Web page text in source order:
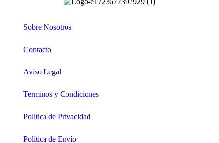
Sobre Nosotros
Contacto
Aviso Legal
Terminos y Condiciones
Politica de Privacidad
Política de Envío